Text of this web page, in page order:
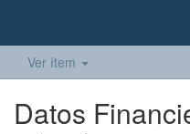
Ver ítem
Datos